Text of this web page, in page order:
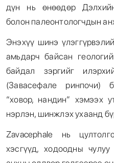
дүн нь өнөөдөр
болон палеонтологчдын
Энэхүү шинэ
амьдарч байсан
байдал зэргийг
(Завасефале ринпочи)
“ховор, нандин” хэмээх
нэрлэн, шинжлэх ухаанд
Zavacephale нь
хэсгүүд, ходоодны